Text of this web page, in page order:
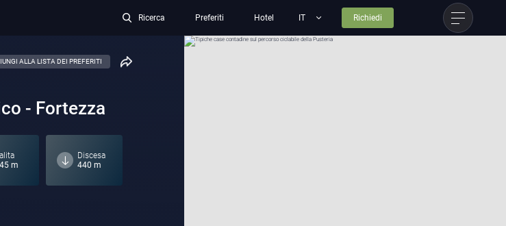
Ricerca Preferiti Hotel Richiedi
ALLA LISTA DEI PREFERITI
- Fortezza
m
Discesa
440 m